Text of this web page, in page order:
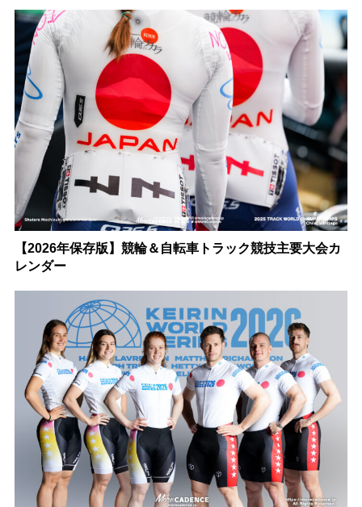
【2026年保存版】競輪＆自転車トラック競技主要大会カ
レンダー